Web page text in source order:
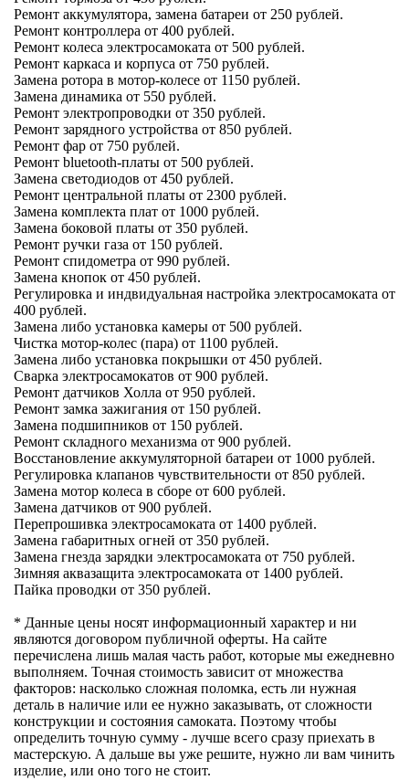
Ремонт аккумулятора, замена батареи от 250 рублей.
Ремонт контроллера от 400 рублей.
Ремонт колеса электросамоката от 500 рублей.
Ремонт каркаса и корпуса от 750 рублей.
Замена ротора в мотор-колесе от 1150 рублей.
Замена динамика от 550 рублей.
Ремонт электропроводки от 350 рублей.
Ремонт зарядного устройства от 850 рублей.
Ремонт фар от 750 рублей.
Ремонт bluetooth-платы от 500 рублей.
Замена светодиодов от 450 рублей.
Ремонт центральной платы от 2300 рублей.
Замена комплекта плат от 1000 рублей.
Замена боковой платы от 350 рублей.
Ремонт ручки газа от 150 рублей.
Ремонт спидометра от 990 рублей.
Замена кнопок от 450 рублей.
Регулировка и индвидуальная настройка электросамоката от
400 рублей.
Замена либо установка камеры от 500 рублей.
Чистка мотор-колес (пара) от 1100 рублей.
Замена либо установка покрышки от 450 рублей.
Сварка электросамокатов от 900 рублей.
Ремонт датчиков Холла от 950 рублей.
Ремонт замка зажигания от 150 рублей.
Замена подшипников от 150 рублей.
Ремонт складного механизма от 900 рублей.
Восстановление аккумуляторной батареи от 1000 рублей.
Регулировка клапанов чувствительности от 850 рублей.
Замена мотор колеса в сборе от 600 рублей.
Замена датчиков от 900 рублей.
Перепрошивка электросамоката от 1400 рублей.
Замена габаритных огней от 350 рублей.
Замена гнезда зарядки электросамоката от 750 рублей.
Зимняя аквазащита электросамоката от 1400 рублей.
Пайка проводки от 350 рублей.
* Данные цены носят информационный характер и ни
являются договором публичной оферты. На сайте
перечислена лишь малая часть работ, которые мы ежедневно
выполняем. Точная стоимость зависит от множества
факторов: насколько сложная поломка, есть ли нужная
деталь в наличие или ее нужно заказывать, от сложности
конструкции и состояния самоката. Поэтому чтобы
определить точную сумму - лучше всего сразу приехать в
мастерскую. А дальше вы уже решите, нужно ли вам чинить
изделие, или оно того не стоит.